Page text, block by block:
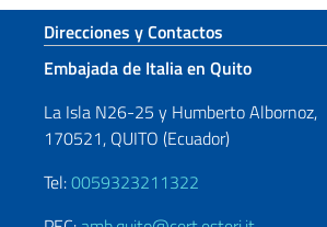
Sezione footer
Direcciones y Contactos
Embajada de Italia en Quito
La Isla N26-25 y Humberto Albornoz,
170521, QUITO (Ecuador)
Tel:0059323211322